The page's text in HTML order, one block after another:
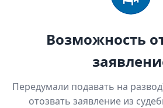
Возможность
Передумали подавать на
отозвать заявление из